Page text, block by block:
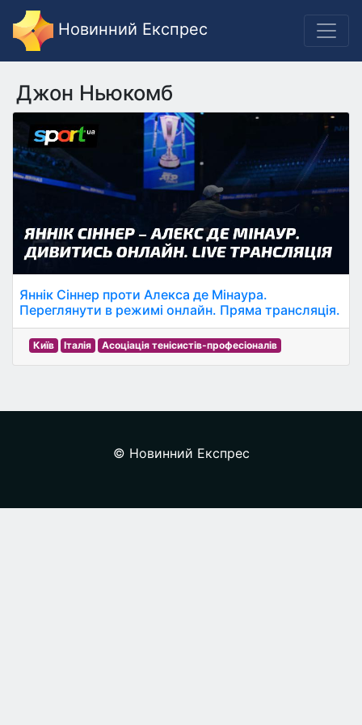
Новинний Експрес
Джон Ньюкомб
Яннік Сіннер проти Алекса де Мінаура.
Переглянути в режимі онлайн. Пряма трансляція.
Київ Італія Асоціація тенісистів-професіоналів
© Новинний Експрес